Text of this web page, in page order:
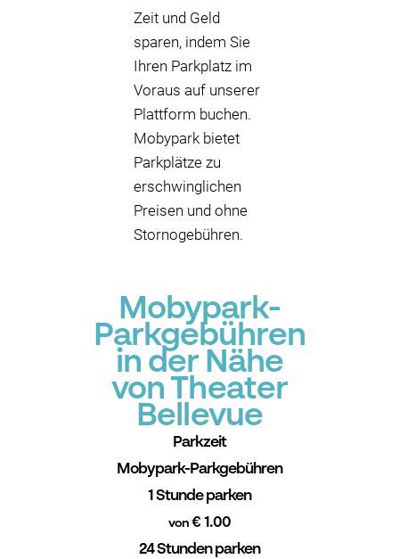
Zeit und Geld
sparen, indem Sie
Ihren Parkplatz im
Voraus auf unserer
Plattform buchen.
Mobypark bietet
Parkplätze zu
erschwinglichen
Preisen und ohne
Stornogebühren.
Mobypark-
Parkgebühren
in der Nähe
von Theater
Bellevue
Parkzeit
Mobypark-Parkgebühren
1 Stunde parken
von € 1.00
24 Stunden parken